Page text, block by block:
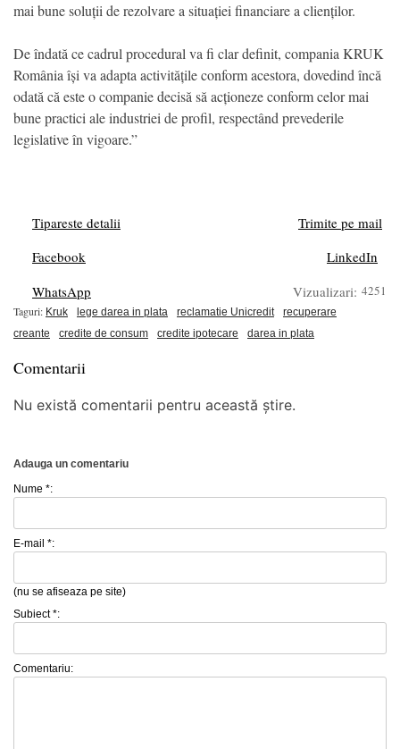
mai bune soluții de rezolvare a situației financiare a clienților.
De îndată ce cadrul procedural va fi clar definit, compania KRUK
România își va adapta activitățile conform acestora, dovedind încă
odată că este o companie decisă să acționeze conform celor mai
bune practici ale industriei de profil, respectând prevederile
legislative în vigoare.”
Tipareste detalii
Trimite pe mail
Facebook
LinkedIn
WhatsApp
Vizualizari: 4251
Taguri: Kruk lege darea in plata reclamatie Unicredit
recuperare
creante
credite de consum credite ipotecare darea in plata
Comentarii
Nu există comentarii pentru această știre.
Adauga un comentariu
Nume *:
E-mail *:
(nu se afiseaza pe site)
Subiect *:
Comentariu: